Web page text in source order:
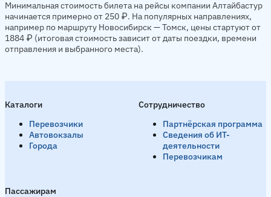
Минимальная стоимость билета на рейсы компании Алтайбастур
начинается примерно от 250 ₽. На популярных направлениях,
например по маршруту Новосибирск — Томск, цены стартуют от
1884 ₽ (итоговая стоимость зависит от даты поездки, времени
отправления и выбранного места).
Каталоги
Перевозчики
Автовокзалы
Города
Пассажирам
Сотрудничество
Партнёрская программа
Сведения об ИТ-
деятельности
Перевозчикам